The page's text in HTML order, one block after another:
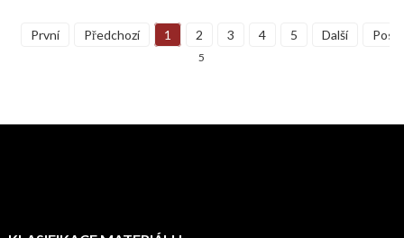
První Předchozí 1 2 3 4 5 Další
5